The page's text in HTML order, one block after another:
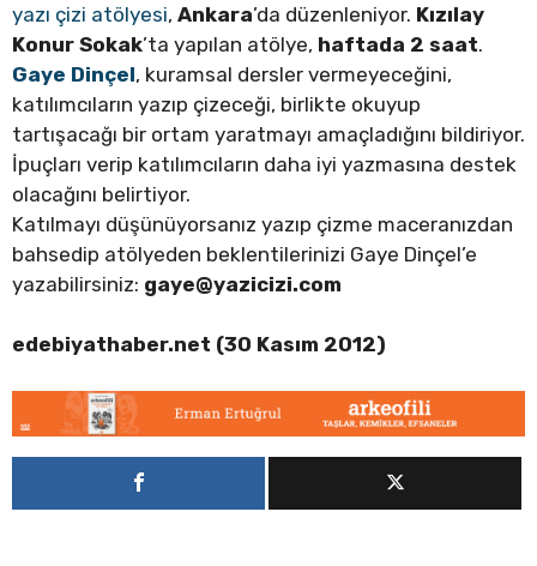
yazı çizi atölyesi, Ankara’da düzenleniyor. Kızılay
Konur Sokak’ta yapılan atölye, haftada 2 saat.
Gaye Dinçel, kuramsal dersler vermeyeceğini,
katılımcıların yazıp çizeceği, birlikte okuyup
tartışacağı bir ortam yaratmayı amaçladığını bildiriyor.
İpuçları verip katılımcıların daha iyi yazmasına destek
olacağını belirtiyor.
Katılmayı düşünüyorsanız yazıp çizme maceranızdan
bahsedip atölyeden beklentilerinizi Gaye Dinçel’e
yazabilirsiniz: gaye@yazicizi.com
edebiyathaber.net (30 Kasım 2012)